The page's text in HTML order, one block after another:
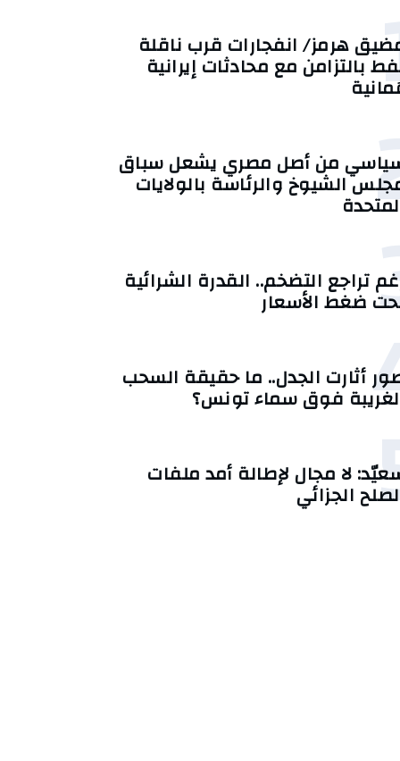
هرمز/ انفجارات قرب ناقلة
بالتزامن مع محادثات إيرانية
من أصل مصري يشعل سباق
الشيوخ والرئاسة بالولايات
تراجع التضخم.. القدرة الشرائية
ضغط الأسعار
أثارت الجدل.. ما حقيقة السحب
فوق سماء تونس؟
لا مجال لإطالة أمد ملفات
الجزائي